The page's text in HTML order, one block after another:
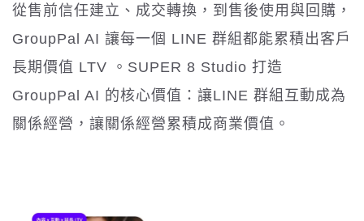
從售前信任建立、成交轉換，到售後使用與回購，
GroupPal AI 讓每一個 LINE 群組都能累積出客戶
長期價值 LTV 。SUPER 8 Studio 打造
GroupPal AI 的核心價值：讓LINE 群組互動成為
關係經營，讓關係經營累積成商業價值。